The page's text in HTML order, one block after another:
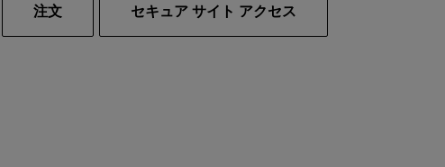
注文 セキュア サイト アクセス